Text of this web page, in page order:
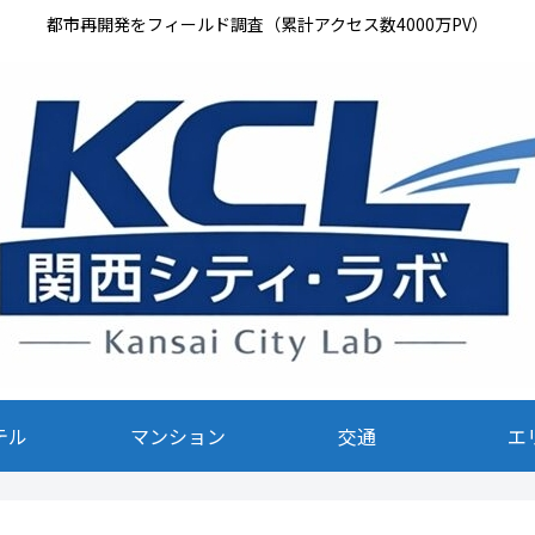
都市再開発をフィールド調査（累計アクセス数4000万PV）
ル マンション 交通 エ